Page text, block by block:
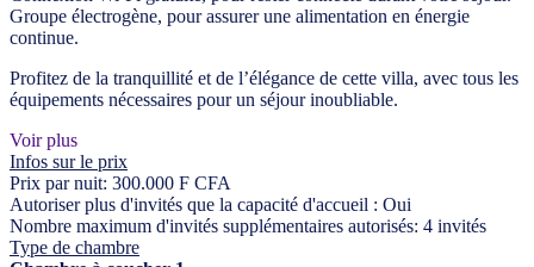
Groupe électrogène, pour assurer une alimentation en énergie
continue.
Profitez de la tranquillité et de l’élégance de cette villa, avec tous les
équipements nécessaires pour un séjour inoubliable.
Voir plus
Infos sur le prix
Prix par nuit: 300.000 F CFA
Autoriser plus d'invités que la capacité d'accueil : Oui
Nombre maximum d'invités supplémentaires autorisés: 4 invités
Type de chambre